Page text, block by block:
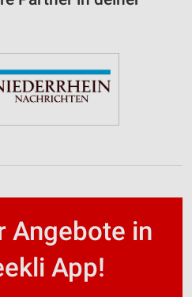
Angebote in
App!